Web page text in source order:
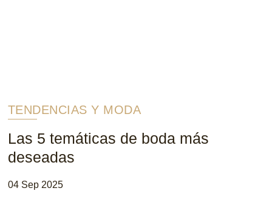
TENDENCIAS Y MODA
Las 5 temáticas de boda más
deseadas
04 Sep 2025